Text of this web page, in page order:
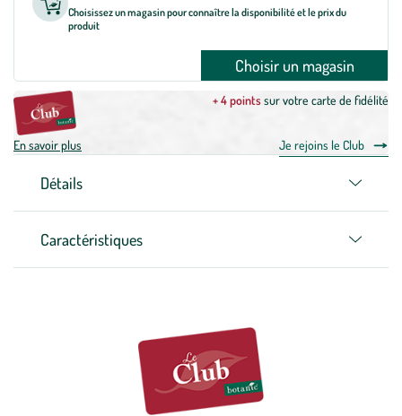
Choisissez un magasin pour connaître la disponibilité et le prix du
produit
Choisir un magasin
+ 4 pointssur votre carte de fidélité
En savoir plus Je rejoins le Club
Détails
Caractéristiques